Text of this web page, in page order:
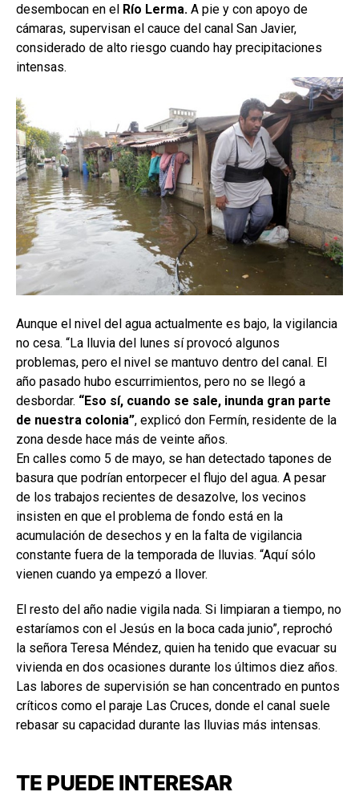
desembocan en el Río Lerma. A pie y con apoyo de
cámaras, supervisan el cauce del canal San Javier,
considerado de alto riesgo cuando hay precipitaciones
intensas.
Aunque el nivel del agua actualmente es bajo, la vigilancia
no cesa. “La lluvia del lunes sí provocó algunos
problemas, pero el nivel se mantuvo dentro del canal. El
año pasado hubo escurrimientos, pero no se llegó a
desbordar. “Eso sí, cuando se sale, inunda gran parte
de nuestra colonia”, explicó don Fermín, residente de la
zona desde hace más de veinte años.
En calles como 5 de mayo, se han detectado tapones de
basura que podrían entorpecer el flujo del agua. A pesar
de los trabajos recientes de desazolve, los vecinos
insisten en que el problema de fondo está en la
acumulación de desechos y en la falta de vigilancia
constante fuera de la temporada de lluvias. “Aquí sólo
vienen cuando ya empezó a llover.
El resto del año nadie vigila nada. Si limpiaran a tiempo, no
estaríamos con el Jesús en la boca cada junio”, reprochó
la señora Teresa Méndez, quien ha tenido que evacuar su
vivienda en dos ocasiones durante los últimos diez años.
Las labores de supervisión se han concentrado en puntos
críticos como el paraje Las Cruces, donde el canal suele
rebasar su capacidad durante las lluvias más intensas.
TE PUEDE INTERESAR